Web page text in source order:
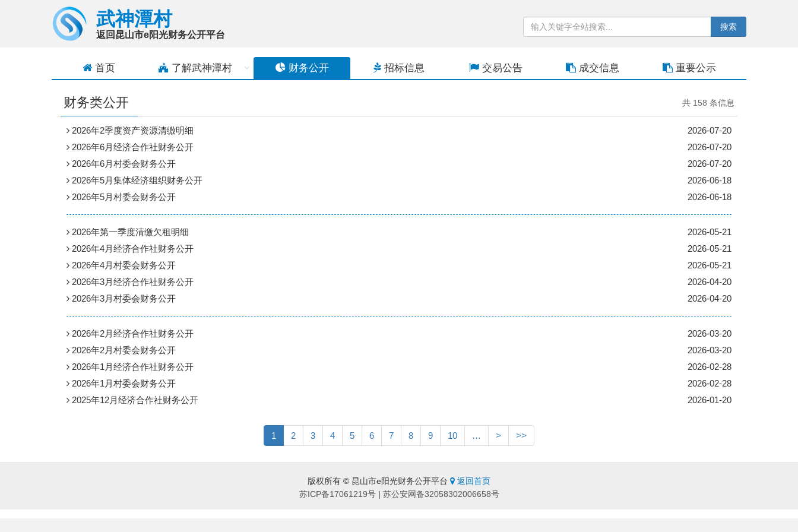
武神潭村
返回昆山市e阳光财务公开平台
搜索
首页 了解武神潭村 财务公开 招标信息 交易公告 成交信息 重要公示
财务类公开 共 158 条信息
2026年2季度资产资源清缴明细
2026-07-20
2026年6月经济合作社财务公开
2026-07-20
2026年6月村委会财务公开
2026-07-20
2026年5月集体经济组织财务公开
2026-06-18
2026年5月村委会财务公开
2026-06-18
2026年第一季度清缴欠租明细
2026-05-21
2026年4月经济合作社财务公开
2026-05-21
2026年4月村委会财务公开
2026-05-21
2026年3月经济合作社财务公开
2026-04-20
2026年3月村委会财务公开
2026-04-20
2026年2月经济合作社财务公开
2026-03-20
2026年2月村委会财务公开
2026-03-20
2026年1月经济合作社财务公开
2026-02-28
2026年1月村委会财务公开
2026-02-28
2025年12月经济合作社财务公开
2026-01-20
1 2 3 4 5 6 7 8 9 10 … > >>
版权所有 © 昆山市e阳光财务公开平台
返回首页
苏ICP备17061219号| 苏公安网备32058302006658号